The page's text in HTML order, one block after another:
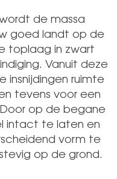
de massa
goed landt op de
toplaag in zwart
Vanuit deze
ruimte
tevens voor een
op de begane
intact te laten en
vorm te
op de grond.